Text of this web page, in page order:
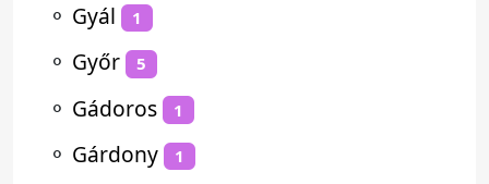
⚬ Gyál 1
⚬ Győr 5
⚬ Gádoros 1
⚬ Gárdony 1